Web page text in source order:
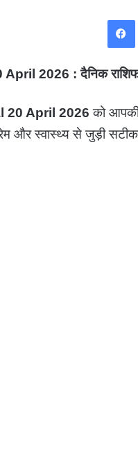
Facebook
2026 : दैनिक राशिफल
20 April 2026 को आपकी
और स्वास्थ्य से जुड़ी सटीक